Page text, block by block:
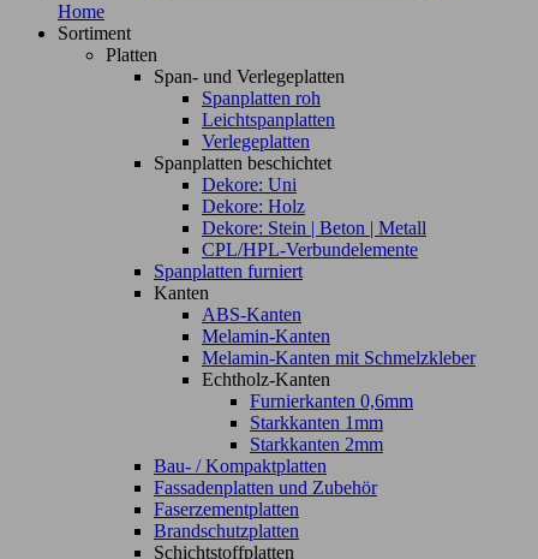
Home
Sortiment
Platten
Span- und Verlegeplatten
Spanplatten roh
Leichtspanplatten
Verlegeplatten
Spanplatten beschichtet
Dekore: Uni
Dekore: Holz
Dekore: Stein | Beton | Metall
CPL/HPL-Verbundelemente
Spanplatten furniert
Kanten
ABS-Kanten
Melamin-Kanten
Melamin-Kanten mit Schmelzkleber
Echtholz-Kanten
Furnierkanten 0,6mm
Starkkanten 1mm
Starkkanten 2mm
Bau- / Kompaktplatten
Fassadenplatten und Zubehör
Faserzementplatten
Brandschutzplatten
Schichtstoffplatten